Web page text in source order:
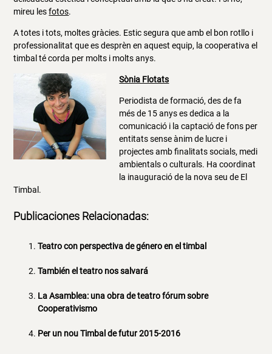
mireu lesfotos.
A totes i tots, moltes gràcies. Estic segura que amb el bon rotllo i
professionalitat que es desprèn en aquest equip, la cooperativa el
timbal té corda per molts i molts anys.
Sònia Flotats
Periodista de formació, des de fa
més de 15 anys es dedica a la
comunicació i la captació de fons per
entitats sense ànim de lucre i
projectes amb finalitats socials, medi
ambientals o culturals. Ha coordinat
la inauguració de la nova seu de El
Timbal.
Publicaciones Relacionadas:
Teatro con perspectiva de género en el timbal
También el teatro nos salvará
La Asamblea: una obra de teatro fórum sobre
Cooperativismo
Per un nou Timbal de futur 2015-2016